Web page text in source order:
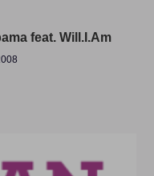
feat. Will.I.Am